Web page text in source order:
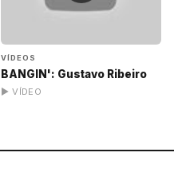
VÍDEOS
BANGIN': Gustavo Ribeiro
▶ VÍDEO